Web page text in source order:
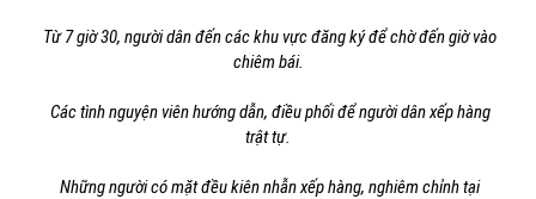
Từ 7 giờ 30, người dân đến các khu vực đăng ký để chờ đến giờ vào
chiêm bái.
Các tình nguyện viên hướng dẫn, điều phối để người dân xếp hàng
trật tự.
Những người có mặt đều kiên nhẫn xếp hàng, nghiêm chỉnh tại